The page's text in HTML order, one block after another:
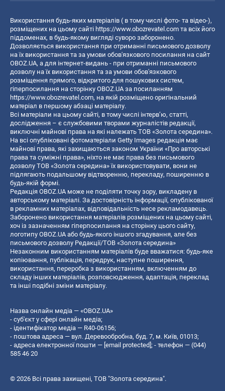
Використання будь-яких матеріалів ( в тому числі фото- та відео-),
розміщених на цьому сайті https://www.obozrevatel.com та всіх його
піддоменах, в будь-якому вигляді суворо заборонено.
Дозволяється використання при отриманні письмового дозволу
на їх використання та за умови обов'язкового посилання на сайт
OBOZ.UA, а для інтернет-видань - при отриманні письмового
дозволу на їх використання та за умови обов'язкового
розміщення прямого, відкритого для пошукових систем,
гіперпосилання на сторінку OBOZ.UA за посиланням
https://www.obozrevatel.com, на якій розміщено оригінальний
матеріал в першому абзаці матеріалу.
Всі матеріали на цьому сайті, в тому числі інтерв’ю, статті,
дослідження – є службовими творами журналістів редакції,
виключні майнові права на які належать ТОВ «Золота середина».
На всі опубліковані фотоматеріали Getty Images редакція має
майнові права, які захищаються законом України «Про авторські
права та суміжні права», ніхто не має права без письмового
дозволу ТОВ «Золота середина» їх використовувати, вони не
підлягають подальшому відтворенню, перекладу, поширенню в
будь-якій формі.
Редакція OBOZ.UA може не поділяти точку зору, викладену в
авторському матеріалі. За достовірність інформації, опублікованої
в рекламних матеріалах, відповідальність несе рекламодавець.
Заборонено використання матеріалів розміщених на цьому сайті,
хоч із зазначенням гіперпосилання на сторінку цього сайту,
логотипу OBOZ.UA або будь-якого іншого згадування, але без
письмового дозволу Редакції/ТОВ «Золота середина»
Незаконним використанням матеріалів буде вважатися: будь-яке
копiювання, публiкацiя, передрук, наступне поширення,
використання, переробка з використанням, включенням до
складу інших матеріалів, розповсюдження, адаптація, переклад
та інші подібні зміни матеріалу.
Назва онлайн медіа — «OBOZ.UA»
- суб'єкт у сфері онлайн медіа;
- ідентифікатор медіа — R40-06156;
- поштова адреса — вул. Деревообробна, буд. 7, м. Київ, 01013;
- адреса електронної пошти — [email protected] ; - телефон — (044)
585 46 20
© 2026 Всі права захищені, ТОВ "Золота середина".